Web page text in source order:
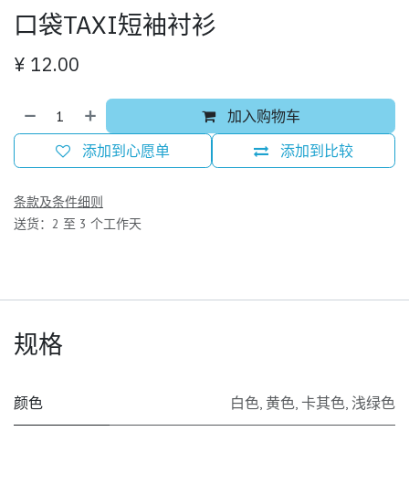
口袋TAXI短袖衬衫
¥ 12.00
加入购物车
添加到比较
添加到心愿单
条款及条件细则
送货：2 至 3 个工作天
规格
颜色 白色 黄色 卡其色 浅绿色